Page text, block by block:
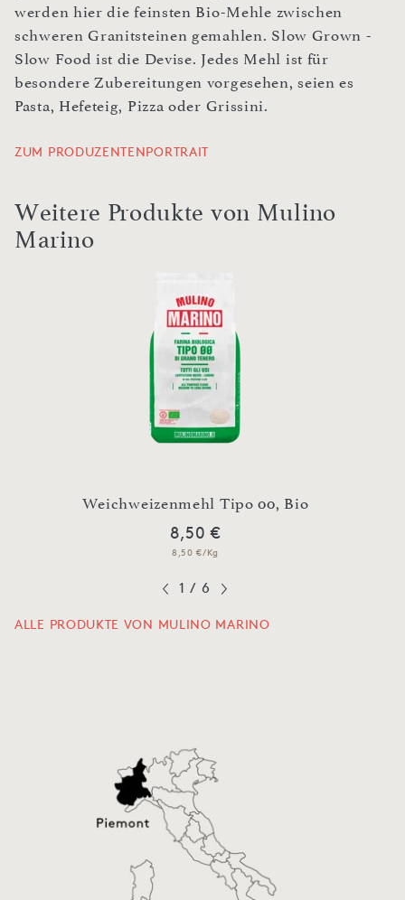
werden hier die feinsten Bio-Mehle zwischen
schweren Granitsteinen gemahlen. Slow Grown -
Slow Food ist die Devise. Jedes Mehl ist für
besondere Zubereitungen vorgesehen, seien es
Pasta, Hefeteig, Pizza oder Grissini.
ZUM PRODUZENTENPORTRAIT
Weitere Produkte von Mulino
Marino
Weichweizenmehl Tipo 00, Bio
8,50 €
8,50 €/Kg
1 / 6
ALLE PRODUKTE VON MULINO MARINO